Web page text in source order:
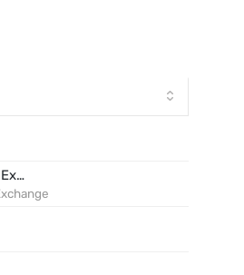
Coinbase Exchange